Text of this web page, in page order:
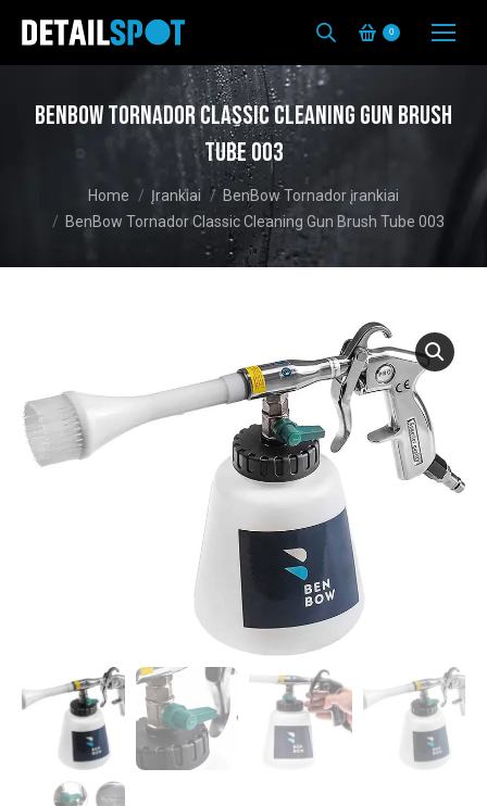
0
BenBow Tornador Classic Cleaning Gun Brush
Tube 003
You are here:Home Įrankiai
BenBow Tornador įrankiai
BenBow Tornador Classic Cleaning Gun Brush Tube 003